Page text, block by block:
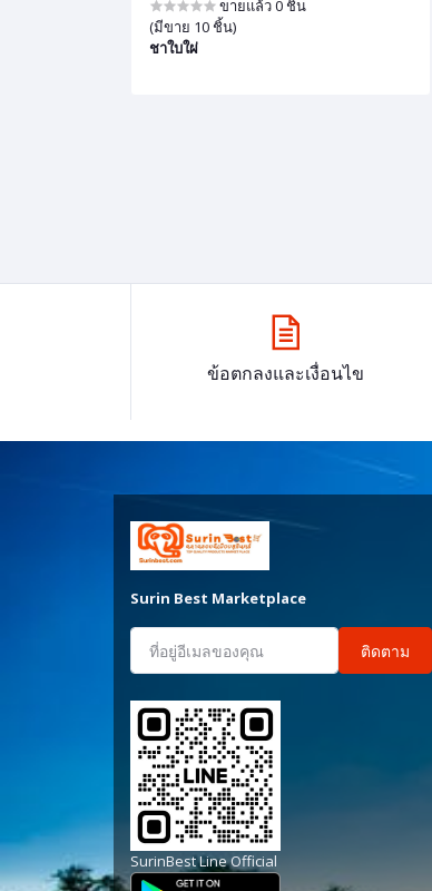
ขายแล้ว 0 ชิ้น
(มีขาย 10 ชิ้น)
ชาใบใผ่
ข้อตกลงและเงื่อนไข
Surin Best Marketplace
ติดตาม
SurinBest Line Official